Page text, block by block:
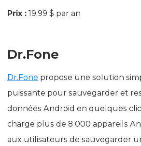
Prix : 19,99 $ par an
Dr.Fone
Dr.Fone propose une solution
puissante pour sauvegarder et
données Android en quelques
charge plus de 8 000 appareils
aux utilisateurs de sauvegarder